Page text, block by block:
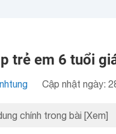
trẻ em 6 tuổi
Cập nhật ngày:
chính trong bài [Xem]